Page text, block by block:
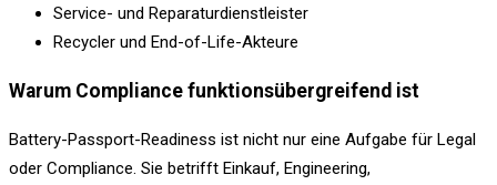
Service- und Reparaturdienstleister
Recycler und End-of-Life-Akteure
Warum Compliance funktionsübergreifend ist
Battery-Passport-Readiness ist nicht nur eine Aufgabe für Legal
oder Compliance. Sie betrifft Einkauf, Engineering,